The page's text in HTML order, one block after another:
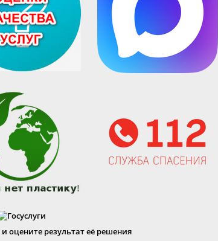
оцените результат её решения